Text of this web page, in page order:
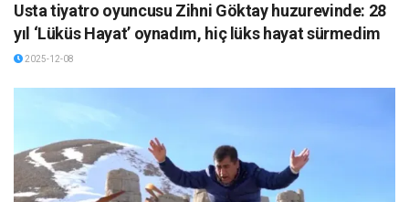
Usta tiyatro oyuncusu Zihni Göktay huzurevinde: 28
yıl ‘Lüküs Hayat’ oynadım, hiç lüks hayat sürmedim
2025-12-08